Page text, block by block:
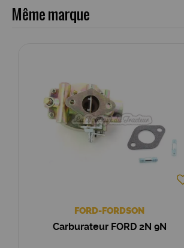
Même marque
FORD-FORDSON
Carburateur FORD 2N 9N